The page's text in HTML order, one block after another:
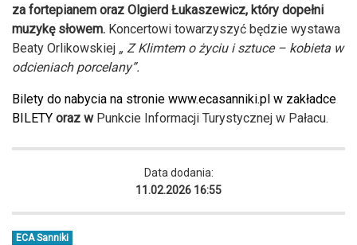
za fortepianem oraz Olgierd Łukaszewicz, który dopełni
muzykę słowem. Koncertowi towarzyszyć będzie wystawa
Beaty Orlikowskiej „ Z Klimtem o życiu i sztuce – kobieta w
odcieniach porcelany”.
Bilety do nabycia na stronie www.ecasanniki.pl w zakładce
BILETY oraz w Punkcie Informacji Turystycznej w Pałacu.
Data dodania:
11.02.2026 16:55
ECA Sanniki